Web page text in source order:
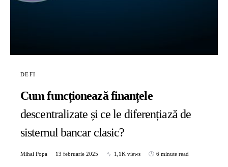
DEFI
Cum funcționează finanțele
descentralizate și ce le diferențiază de
sistemul bancar clasic?
Mihai Popa 13 februarie 2025 1,1K views 6 minute read